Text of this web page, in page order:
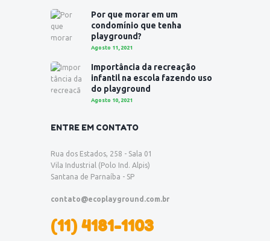
Por que morar em um
condomínio que tenha
playground?
Agosto 11, 2021
Importância da recreação
infantil na escola fazendo uso
do playground
Agosto 10, 2021
ENTRE EM CONTATO
Rua dos Estados, 258 - Sala 01
Vila Industrial (Polo Ind. Alpis)
Santana de Parnaíba - SP
contato@ecoplayground.com.br
(11) 4181-1103